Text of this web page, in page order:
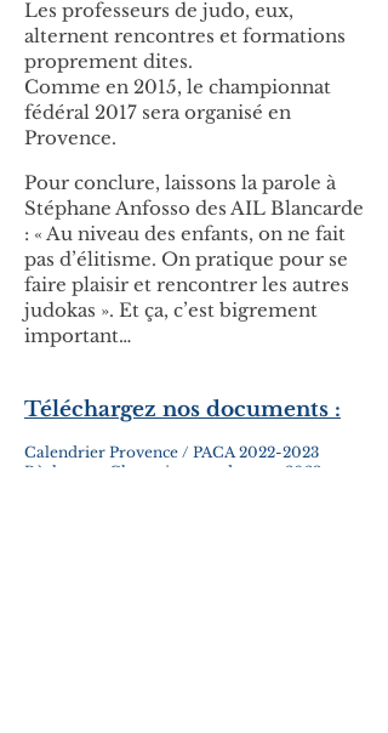
Les professeurs de judo, eux,
alternent rencontres et formations
proprement dites.
Comme en 2015, le championnat
fédéral 2017 sera organisé en
Provence.
Pour conclure, laissons la parole à
Stéphane Anfosso des AIL Blancarde
: « Au niveau des enfants, on ne fait
pas d’élitisme. On pratique pour se
faire plaisir et rencontrer les autres
judokas ». Et ça, c’est bigrement
important…
Téléchargez nos documents :
Calendrier Provence / PACA 2022-2023
Règlement Championnats de zone 2023